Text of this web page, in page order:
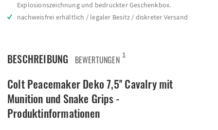
Explosionszeichnung und bedruckter Geschenkbox.
nachweisfrei erhältlich / legaler Besitz / diskreter Versand
BESCHREIBUNG BEWERTUNGEN 1
Colt Peacemaker Deko 7,5'' Cavalry mit
Munition und Snake Grips -
Produktinformationen